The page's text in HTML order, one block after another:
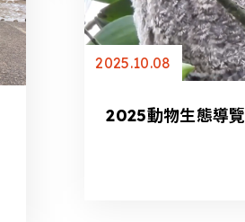
2025.10.08
2025動物生態導覽